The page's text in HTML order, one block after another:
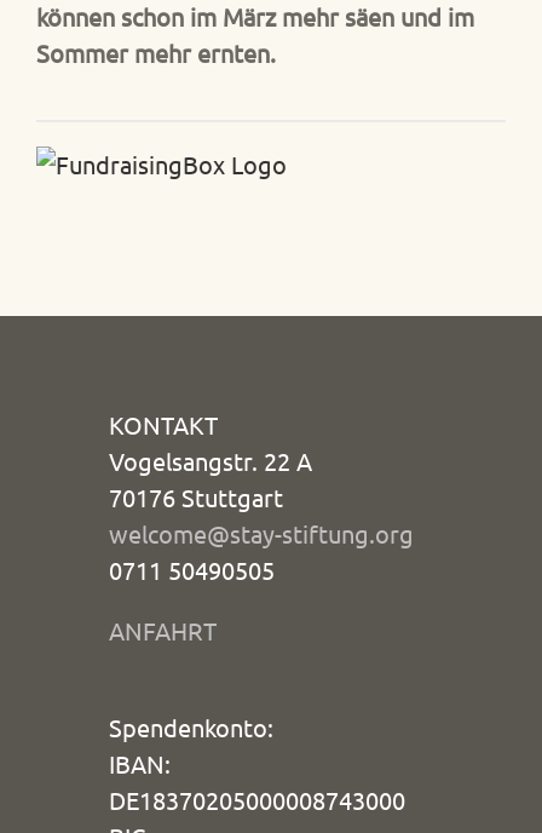
können schon im März mehr säen und im
Sommer mehr ernten.
KONTAKT
Vogelsangstr. 22 A
70176 Stuttgart
welcome@stay-stiftung.org
0711 50490505
ANFAHRT
Spendenkonto:
IBAN:
DE18370205000008743000